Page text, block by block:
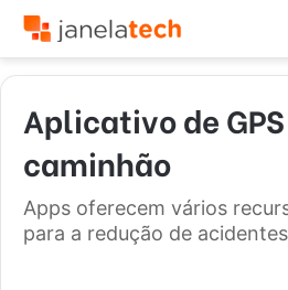
Aplicativo de
caminhão
Apps oferecem vários
para a redução de